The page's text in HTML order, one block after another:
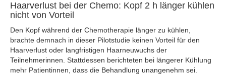
Haarverlust bei der Chemo: Kopf 2 h länger kühlen
nicht von Vorteil
Den Kopf während der Chemotherapie länger zu kühlen,
brachte demnach in dieser Pilotstudie keinen Vorteil für den
Haarverlust oder langfristigen Haarneuwuchs der
Teilnehmerinnen. Stattdessen berichteten bei längerer Kühlung
mehr Patientinnen, dass die Behandlung unangenehm sei.